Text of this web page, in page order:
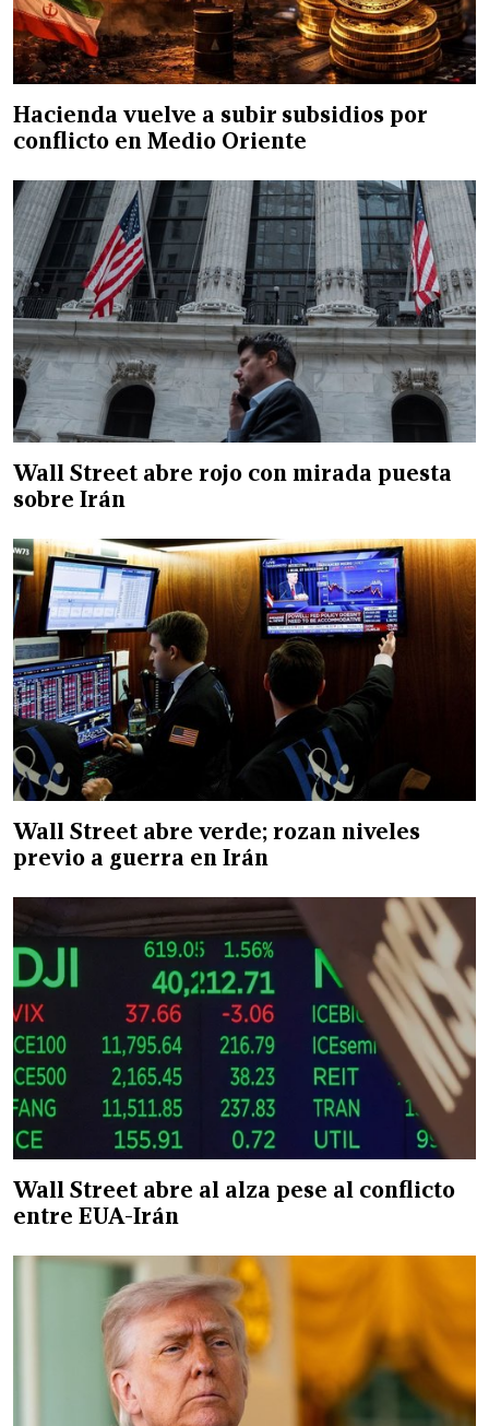
Hacienda vuelve a subir subsidios por
conflicto en Medio Oriente
Wall Street abre rojo con mirada puesta
sobre Irán
Wall Street abre verde; rozan niveles
previo a guerra en Irán
Wall Street abre al alza pese al conflicto
entre EUA-Irán